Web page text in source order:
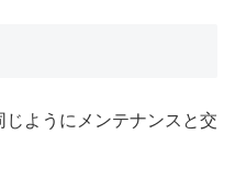
ようにメンテナンスと交